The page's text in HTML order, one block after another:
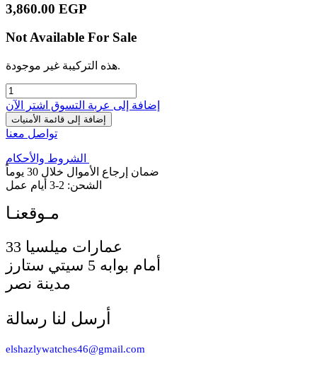
3,860.00 EGP
Not Available For Sale
هذه التركيبة غير موجودة.
إضافة إلى عربة التسوق اشترِ الآن
إضافة إلى قائمة الأمنيات
تواصل معنا
الشروط والأحكام
ضمان إرجاع الأموال خلال 30 يوماً
الشحن: 2-3 أيام عمل
أمام بوابه 5 سيتي ستارز
مدينة نصر
أرسل لنا رسالة
elshazlywatches46@gmail.com